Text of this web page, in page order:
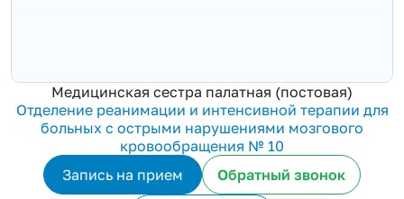
Медицинская сестра палатная (постовая)
Отделение реанимации и интенсивной терапии для
больных с острыми нарушениями мозгового
кровообращения № 10
Запись на прием
Обратный звонок